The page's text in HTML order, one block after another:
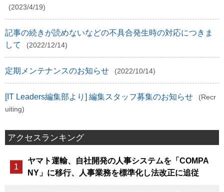
(2023/4/19)
記事の続きが読めないなどの不具合発生時の対応につきま
して
(2022/12/14)
定期メンテナンスのお知らせ (2022/10/14)
[IT Leaders編集部より] 編集スタッフ募集のお知らせ
(Recr
uiting)
アクセスランキング
ヤマト運輸、自社開発の人事システムを「COMPA
NY」に移行、人事業務を標準化し法改正に追従